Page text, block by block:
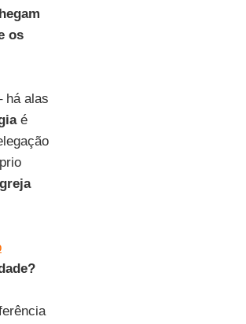
os
há alas
é